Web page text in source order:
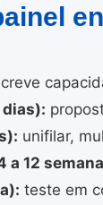
dias):
unifilar,
a 12
teste em